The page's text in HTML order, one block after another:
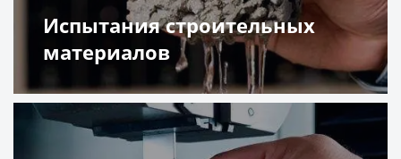
Испытания строительных
материалов
Подробнее